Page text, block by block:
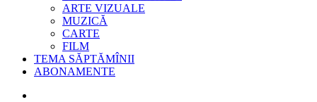
ARTE VIZUALE
MUZICĂ
CARTE
FILM
TEMA SĂPTĂMÎNII
ABONAMENTE